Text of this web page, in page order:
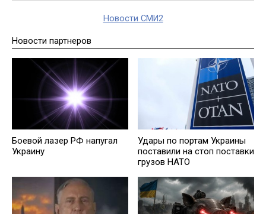
Новости СМИ2
Новости партнеров
Боевой лазер РФ напугал
Украину
Удары по портам Украины
поставили на стоп поставки
грузов НАТО